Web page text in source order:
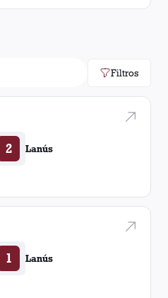
Filtros
2 Lanús
1 Lanús